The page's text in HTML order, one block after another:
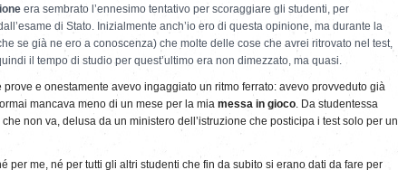
era sembrato l’ennesimo tentativo per scoraggiare gli studenti, per
di Stato. Inizialmente anch’io ero di questa opinione, ma durante la
se già ne ero a conoscenza) che molte delle cose che avrei ritrovato nel test,
il tempo di studio per quest’ultimo era non dimezzato, ma quasi.
e onestamente avevo ingaggiato un ritmo ferrato: avevo provveduto già
mancava meno di un mese per la mia messa in gioco. Da studentessa
non va, delusa da un ministero dell’istruzione che posticipa i test solo per un
per me, né per tutti gli altri studenti che fin da subito si erano dati da fare per